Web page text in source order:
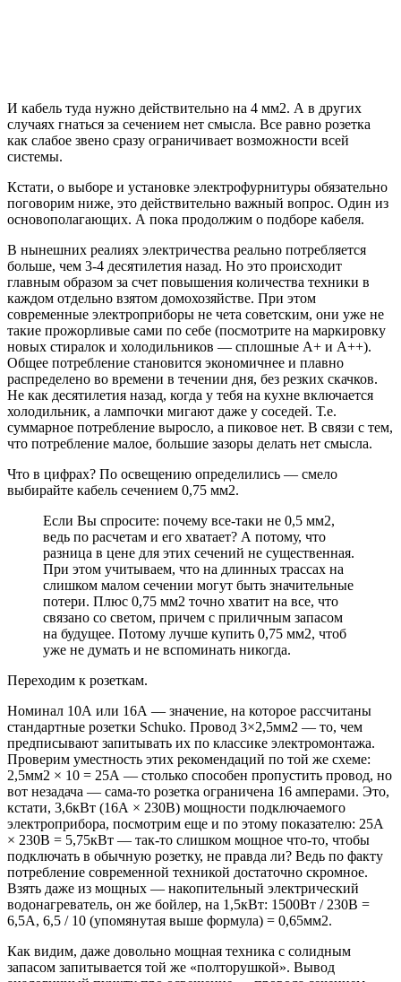
И кабель туда нужно действительно на 4 мм2. А в других
случаях гнаться за сечением нет смысла. Все равно розетка
как слабое звено сразу ограничивает возможности всей
системы.
Кстати, о выборе и установке электрофурнитуры обязательно
поговорим ниже, это действительно важный вопрос. Один из
основополагающих. А пока продолжим о подборе кабеля.
В нынешних реалиях электричества реально потребляется
больше, чем 3-4 десятилетия назад. Но это происходит
главным образом за счет повышения количества техники в
каждом отдельно взятом домохозяйстве. При этом
современные электроприборы не чета советским, они уже не
такие прожорливые сами по себе (посмотрите на маркировку
новых стиралок и холодильников — сплошные А+ и А++).
Общее потребление становится экономичнее и плавно
распределено во времени в течении дня, без резких скачков.
Не как десятилетия назад, когда у тебя на кухне включается
холодильник, а лампочки мигают даже у соседей. Т.е.
суммарное потребление выросло, а пиковое нет. В связи с тем,
что потребление малое, большие зазоры делать нет смысла.
Что в цифрах? По освещению определились — смело
выбирайте кабель сечением 0,75 мм2.
Если Вы спросите: почему все-таки не 0,5 мм2,
ведь по расчетам и его хватает? А потому, что
разница в цене для этих сечений не существенная.
При этом учитываем, что на длинных трассах на
слишком малом сечении могут быть значительные
потери. Плюс 0,75 мм2 точно хватит на все, что
связано со светом, причем с приличным запасом
на будущее. Потому лучше купить 0,75 мм2, чтоб
уже не думать и не вспоминать никогда.
Переходим к розеткам.
Номинал 10А или 16А — значение, на которое рассчитаны
стандартные розетки Schuko. Провод 3×2,5мм2 — то, чем
предписывают запитывать их по классике электромонтажа.
Проверим уместность этих рекомендаций по той же схеме:
2,5мм2 × 10 = 25А — столько способен пропустить провод, но
вот незадача — сама-то розетка ограничена 16 амперами. Это,
кстати, 3,6кВт (16А × 230В) мощности подключаемого
электроприбора, посмотрим еще и по этому показателю: 25А
× 230В = 5,75кВт — так-то слишком мощное что-то, чтобы
подключать в обычную розетку, не правда ли? Ведь по факту
потребление современной техникой достаточно скромное.
Взять даже из мощных — накопительный электрический
водонагреватель, он же бойлер, на 1,5кВт: 1500Вт / 230В =
6,5А, 6,5 / 10 (упомянутая выше формула) = 0,65мм2.
Как видим, даже довольно мощная техника с солидным
запасом запитывается той же «полторушкой». Вывод